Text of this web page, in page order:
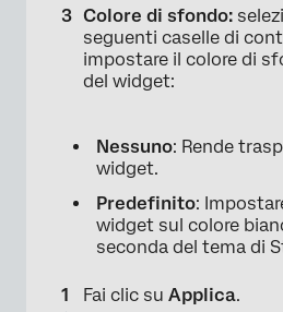
Colore di sfondo:
seguenti caselle di
impostare il colore di
del widget:
Nessuno: Rende
widget.
Predefinito:
widget sul colore
seconda del tema di
Fai clic su Applica.